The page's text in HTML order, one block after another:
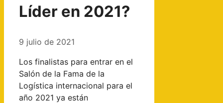
Líder en 2021?
9 julio de 2021
Los finalistas para entrar en el
Salón de la Fama de la
Logística internacional para el
año 2021 ya están